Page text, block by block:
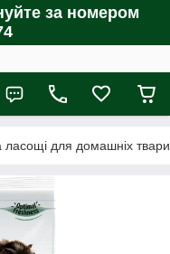
за номером
для домашніх